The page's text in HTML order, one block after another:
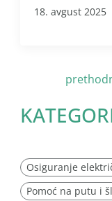
18. avgust 2025
Osiguranje
Pomoć na putu i